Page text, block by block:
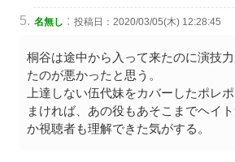
名無し : 投稿日：2020/03/05(木) 12:28:45
桐谷は途中から入って来たのに演技
たのが悪かったと思う。
上達しない伍代妹をカバーしたポレ
まければ、あの役もあそこまでヘイ
か視聴者も理解できた気がする。